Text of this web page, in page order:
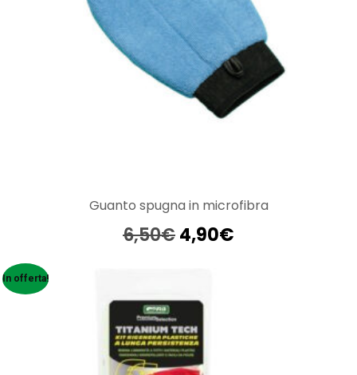
Guanto spugna in microfibra
6,50€Il
prezzo
6,50€.
4,90€
In offerta!